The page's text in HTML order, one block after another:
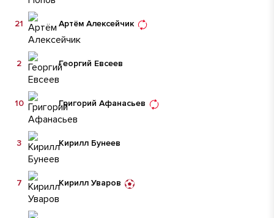
Артём Алексейчик
21
Георгий Евсеев
2
Григорий Афанасьев
10
Кирилл Бунеев
3
Кирилл Уваров
7